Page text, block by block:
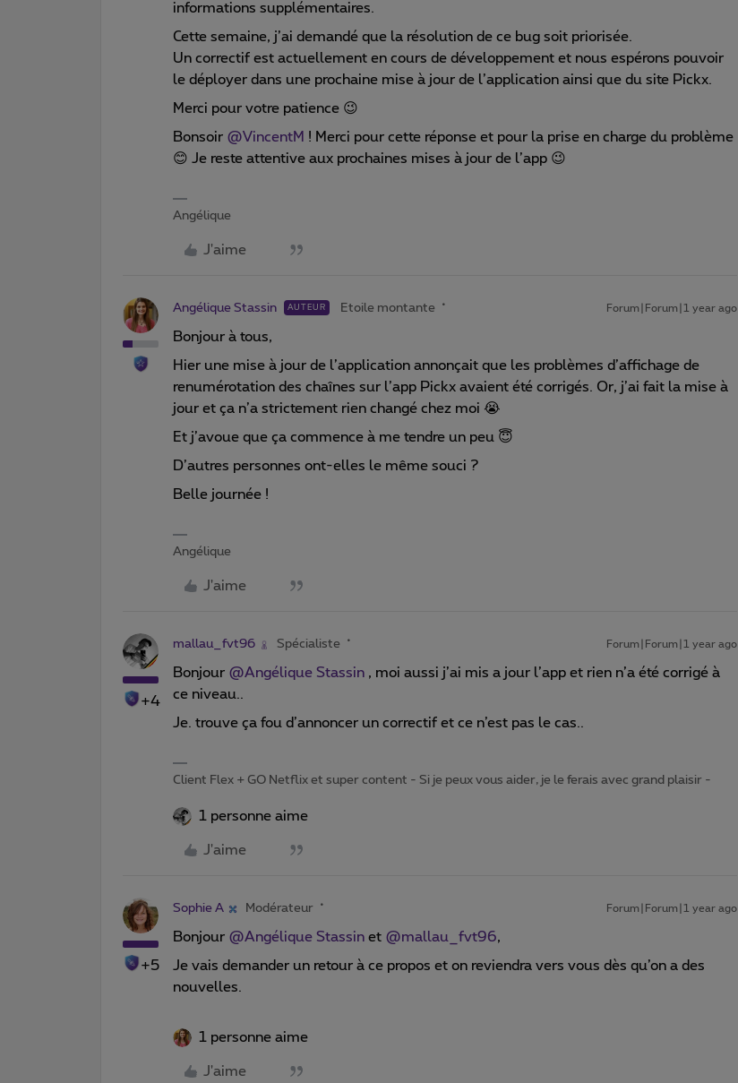
informations supplémentaires.
Cette semaine, j’ai demandé que la résolution de ce bug soit priorisée.
Un correctif est actuellement en cours de développement et nous espérons pouvoir
le déployer dans une prochaine mise à jour de l’application ainsi que du site Pickx.
Merci pour votre patience 😉
Bonsoir @VincentM ! Merci pour cette réponse et pour la prise en charge du problème
😊 Je reste attentive aux prochaines mises à jour de l’app 😉
Angélique
J'aime
Angélique Stassin AUTEUR Etoile montante Forum|Forum|1 year ago
Bonjour à tous,
Hier une mise à jour de l’application annonçait que les problèmes d’affichage de
renumérotation des chaînes sur l’app Pickx avaient été corrigés. Or, j’ai fait la mise à
jour et ça n’a strictement rien changé chez moi 😭
Et j’avoue que ça commence à me tendre un peu 😇
D’autres personnes ont-elles le même souci ?
Belle journée !
Angélique
J'aime
+4
mallau_fvt96 Spécialiste Forum|Forum|1 year ago
Bonjour @Angélique Stassin , moi aussi j’ai mis a jour l’app et rien n’a été corrigé à
ce niveau..
Je. trouve ça fou d’annoncer un correctif et ce n’est pas le cas..
Client Flex + GO Netflix et super content - Si je peux vous aider, je le ferais avec grand plaisir -
1 personne aime
J'aime
+5
Sophie A Modérateur Forum|Forum|1 year ago
Bonjour @Angélique Stassin et @mallau_fvt96,
Je vais demander un retour à ce propos et on reviendra vers vous dès qu’on a des
nouvelles.
1 personne aime
J'aime